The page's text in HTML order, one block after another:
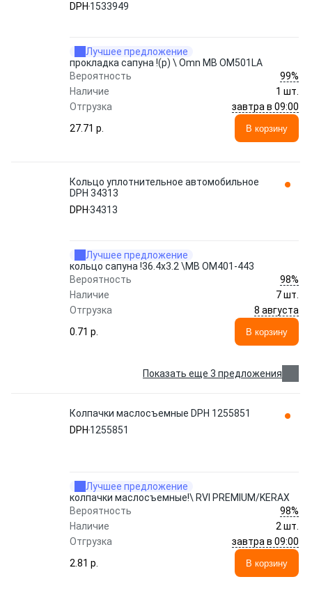
DPH 1533949
Лучшее предложение
прокладка сапуна !(р) \ Omn MB OM501LA
Вероятность
99%
Наличие
1 шт.
Отгрузка
завтра в 09:00
27.71 p.
В корзину
Кольцо уплотнительное автомобильное
DPH 34313
DPH 34313
Лучшее предложение
кольцо сапуна !36.4x3.2 \MB OM401-443
Вероятность
98%
Наличие
7 шт.
Отгрузка
8 августа
0.71 p.
В корзину
Показать еще 3 предложения
Колпачки маслосъемные DPH 1255851
DPH 1255851
Лучшее предложение
колпачки маслосъемные!\ RVI PREMIUM/KERAX
Вероятность
98%
Наличие
2 шт.
Отгрузка
завтра в 09:00
2.81 p.
В корзину